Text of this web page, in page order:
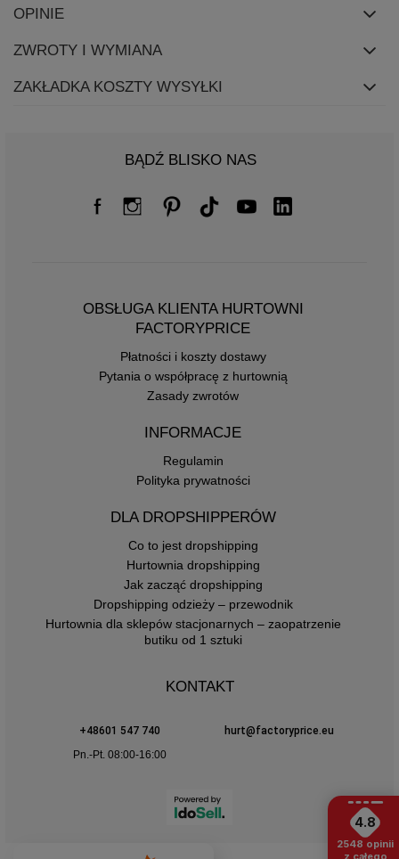
OPINIE
ZWROTY I WYMIANA
ZAKŁADKA KOSZTY WYSYŁKI
BĄDŹ BLISKO NAS
OBSŁUGA KLIENTA HURTOWNI
FACTORYPRICE
Płatności i koszty dostawy
Pytania o współpracę z hurtownią
Zasady zwrotów
INFORMACJE
Regulamin
Polityka prywatności
DLA DROPSHIPPERÓW
Co to jest dropshipping
Hurtownia dropshipping
Jak zacząć dropshipping
Dropshipping odzieży – przewodnik
Hurtownia dla sklepów stacjonarnych – zaopatrzenie
butiku od 1 sztuki
KONTAKT
+48601 547 740
hurt@factoryprice.eu
Pn.-Pt. 08:00-16:00
4.8
2548 opinii
z całego